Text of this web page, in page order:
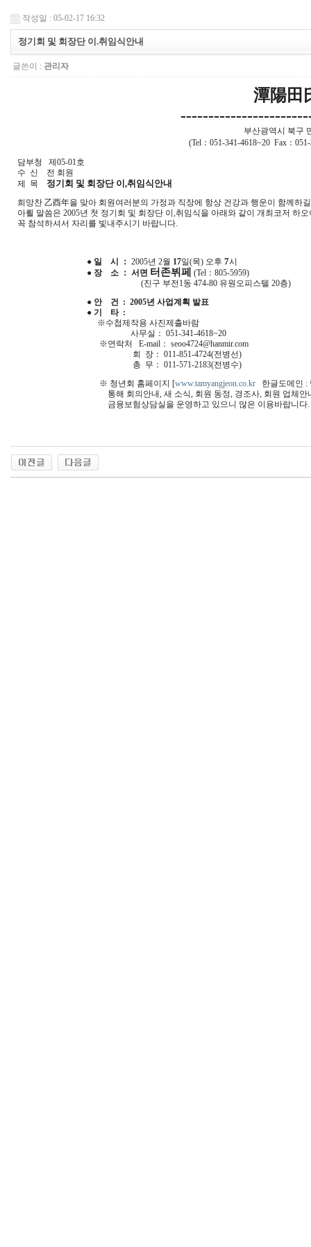
작성일 : 05-02-17 16:32
정기회 및 회장단 이.취임식안내
글쓴이 : 관리자
潭陽田
부산광역시 북구
(Tel：051-341-4618~20 Fax：
담부청 제05-01호
수 신 전 회원
제 목 정기회 및 회장단 이,취임식안내
희망찬 乙酉年을 맞아 회원여러분의 가정과 직장에 항상 건강과 행운이 함께하
아뢸 말씀은 2005년 첫 정기회 및 회장단 이,취임식을 아래와 같이 개최코저 하오
꼭 참석하셔서 자리를 빛내주시기 바랍니다.
● 일 시 ： 2005년 2월 17일(목) 오후 7시
● 장 소 ： 서면 터존뷔페
(Tel：805-5959)
(진구 부전1동 474-80 유원오피스텔 20층)
● 안 건 : 2005년 사업계획 발표
● 기 타 :
※수첩제작용 사진제출바람
사무실： 051-341-4618~20
※연락처 E-mail： seoo4724@hanmir.com
회 장： 011-851-4724(전병선)
총 무： 011-571-2183(전병수)
※ 청년회 홈페이지 [www.tamyangjeon.co.kr 한글도메인 :
통해 회의안내, 새 소식, 회원 동정, 경조사, 회원 업체안
금융보험상담실을 운영하고 있으니 많은 이용바랍니다.